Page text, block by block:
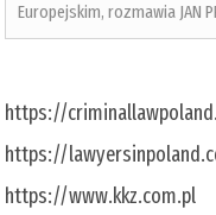
Europejskim, rozmawia JAN
https://
https://
https://www.kkz.com.pl